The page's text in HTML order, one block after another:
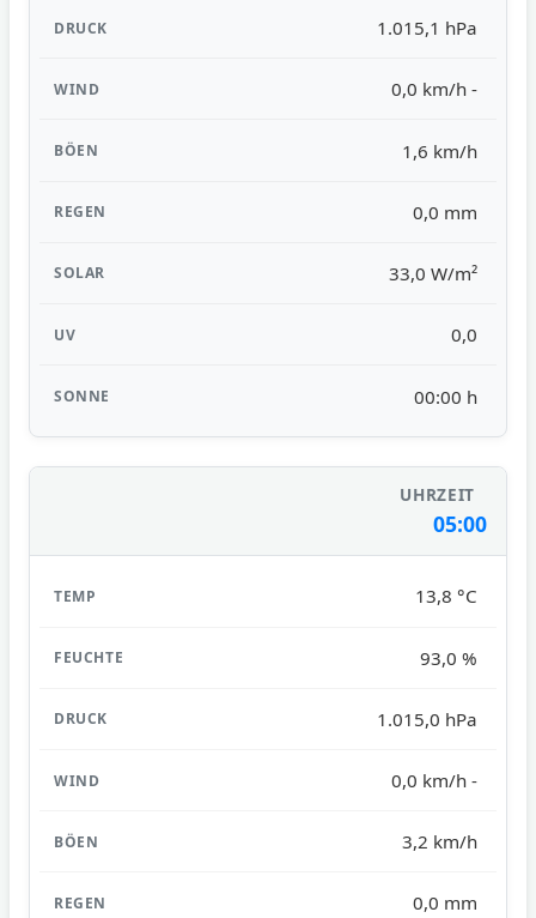
1.015,1 hPa
0,0 km/h -
1,6 km/h
0,0 mm
33,0 W/m²
0,0
00:00 h
05:00
13,8 °C
93,0 %
1.015,0 hPa
0,0 km/h -
3,2 km/h
0,0 mm